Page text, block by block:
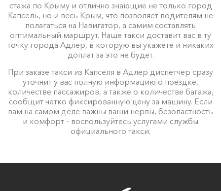
стажа по Крыму и отлично знающие не только город
Капсель, но и весь Крым, что позволяет водителям не
полагаться на Навигатор, а самим составлять
оптимальный маршрут. Наше такси доставит вас в ту
точку города Адлер, в которую вы укажете и никаких
доплат за это не будет.
При заказе такси из Капселя в Адлер диспетчер сразу
уточнит у вас полную информацию о поездке,
количестве пассажиров, а также о количестве багажа,
сообщит четко фиксированную цену за машину. Если
вам на самом деле важны ваши нервы, безопастность
и комфорт – воспользуйтесь услугами службы
официального такси.